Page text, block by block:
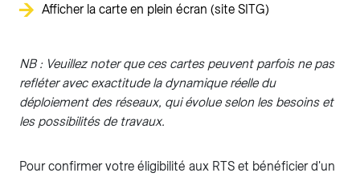
Afficher la carte en plein écran (site SITG)
NB : Veuillez noter que ces cartes peuvent parfois ne pas
refléter avec exactitude la dynamique réelle du
déploiement des réseaux, qui évolue selon les besoins et
les possibilités de travaux.
Pour confirmer votre éligibilité aux RTS et bénéficier d'un